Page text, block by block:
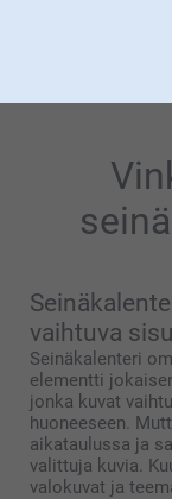
vaihtuva
Seinäkalenteri
elementti
jonka kuvat
huoneeseen.
aikataulussa ja
valittuja kuvia.
valokuvat ja